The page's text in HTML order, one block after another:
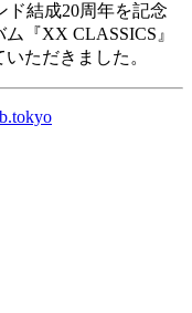
結成20周年を記念
『XX CLASSICS』
ただきました。